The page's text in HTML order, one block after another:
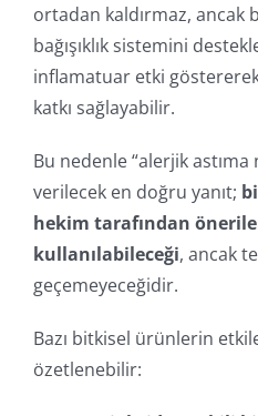
ortadan kaldırmaz, ancak
bağışıklık sistemini
inflamatuar etki
katkı sağlayabilir.
Bu nedenle “alerjik
verilecek en doğru yanıt;
hekim tarafından
kullanılabileceği, ancak
geçemeyeceğidir.
Bazı bitkisel ürünlerin
özetlenebilir: